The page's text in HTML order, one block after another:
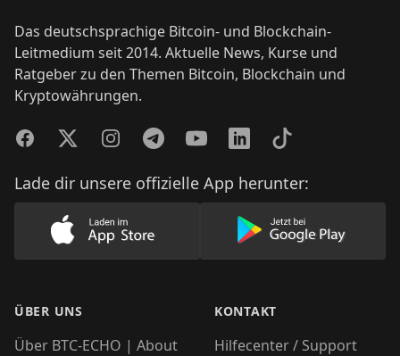
Das deutschsprachige Bitcoin- und Blockchain-
Leitmedium seit 2014. Aktuelle News, Kurse und
Ratgeber zu den Themen Bitcoin, Blockchain und
Kryptowährungen.
FacebookTwitterInstagramTelegramYouTubeLinkedInTikTok
Lade dir unsere offizielle App herunter:
Lade unsere App im AppStore herunter
Lade unsere
ÜBER UNS
Über BTC-ECHO | About
KONTAKT
Hilfecenter / Support